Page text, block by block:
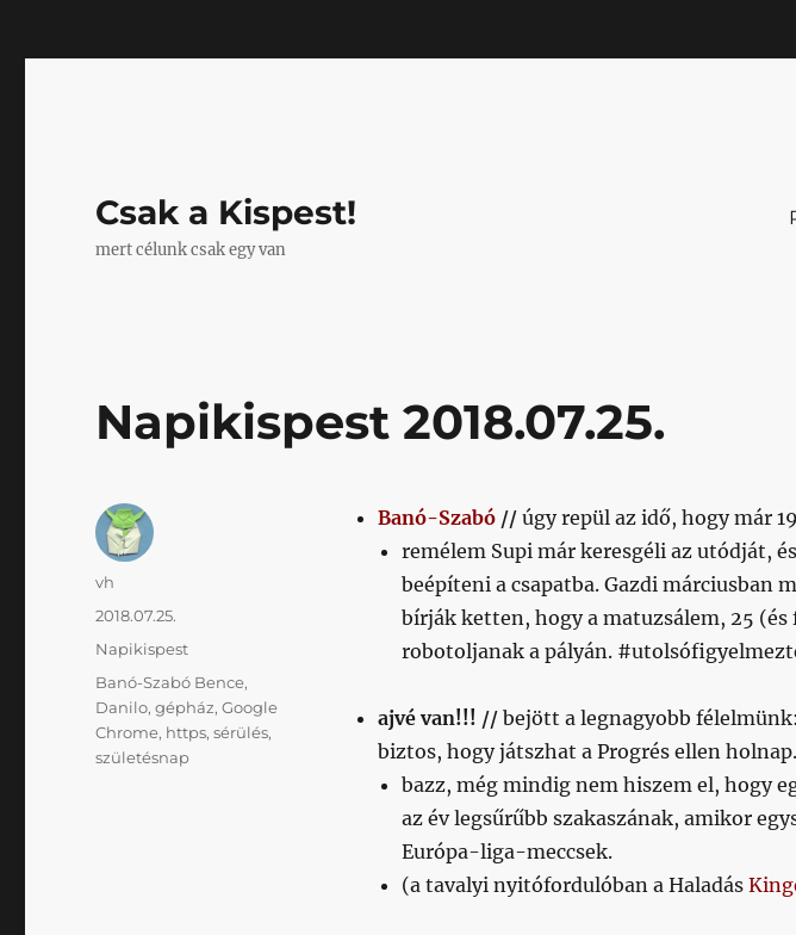
Csak a Kispest!
mert célunk csak egy van
Napikispest 2018.07.25.
Banó-Szabó//úgy repül az idő, hogy már
remélem Supi már keresgéli az utódját,
beépíteni a csapatba. Gazdi márciusban
bírják ketten, hogy a matuzsálem, 25 (és
robotoljanak a pályán.
ajvé van!!! //bejött a legnagyobb félelmünk:
biztos, hogy játszhat a Progrés ellen holnap.
bazz, még mindig nem hiszem el, hogy
az év legsűrűbb szakaszának, amikor
Európa-liga-meccsek.
(a tavalyi nyitófordulóban a Haladás
Szerző
vh
Közzétéve
2018.07.25.
Kategória
Napikispest
Címke
Banó-Szabó Bence,
Danilo,gépház,Google
Chrome, https,sérülés,
születésnap